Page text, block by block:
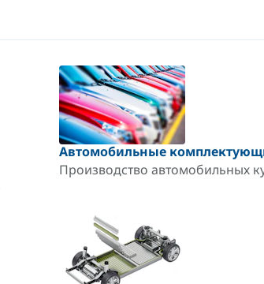
Автомобильные
Производство автомобильных